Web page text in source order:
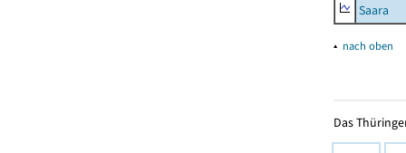
Saara
▴ nach oben
Das